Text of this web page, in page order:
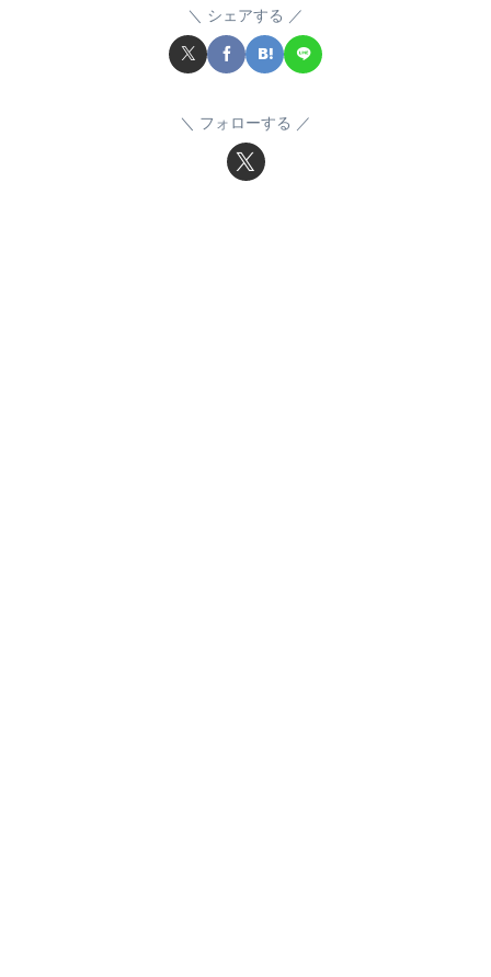
シェアする
フォローする